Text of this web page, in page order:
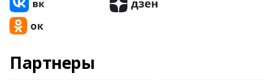
Партнеры